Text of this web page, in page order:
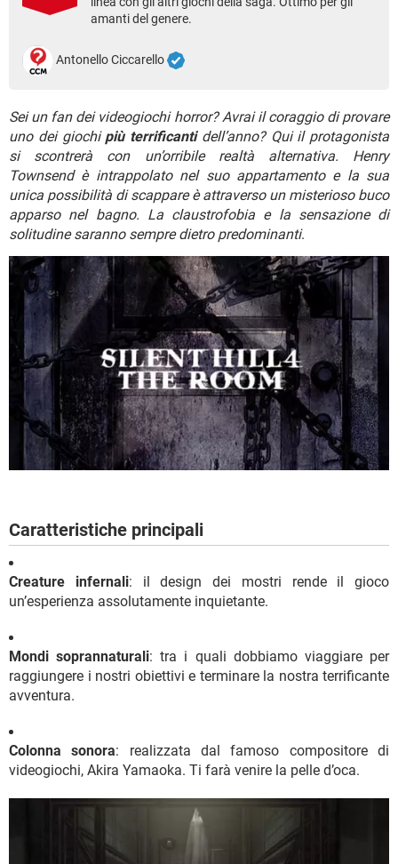
TIKTOK FACEBOOK
amanti del genere.
Antonello Ciccarello
Sei un fan dei videogiochi horror? Avrai il coraggio di provare
uno dei giochi più terrificantidell’anno? Qui il protagonista
si scontrerà con un’orribile realtà alternativa. Henry
Townsend è intrappolato nel suo appartamento e la sua
unica possibilità di scappare è attraverso un misterioso buco
apparso nel bagno. La claustrofobia e la sensazione di
solitudine saranno sempre dietro predominanti.
Caratteristiche principali
Creature infernali: il design dei mostri rende il gioco
un’esperienza assolutamente inquietante.
Mondi soprannaturali: tra i quali dobbiamo viaggiare per
raggiungere i nostri obiettivi e terminare la nostra terrificante
avventura.
Colonna sonora: realizzata dal famoso compositore di
videogiochi, Akira Yamaoka. Ti farà venire la pelle d’oca.